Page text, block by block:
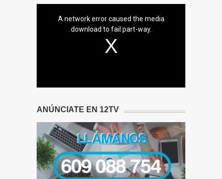
A network error caused the media
download to fail part-way.
ANÚNCIATE EN 12TV